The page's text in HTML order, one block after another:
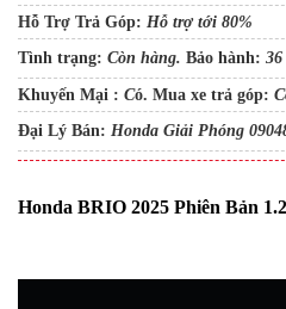
Hỗ Trợ Trả Góp: Hỗ trợ tới 80%
Tình trạng: Còn hàng. Bảo hành:
Khuyến Mại : Có. Mua xe trả góp:
Đại Lý Bán: Honda Giải Phóng
Honda BRIO 2025 Phiên Bản